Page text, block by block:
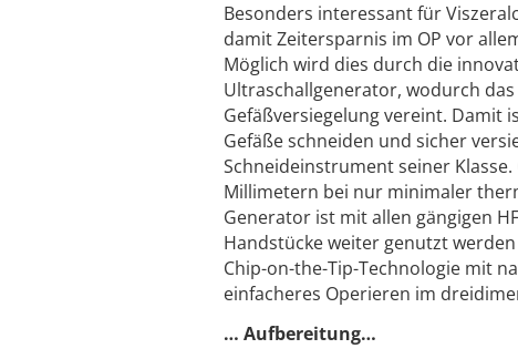
Besonders interessant für
damit Zeitersparnis im OP vor
Möglich wird dies durch die
Ultraschallgenerator, wodurch
Gefäßversiegelung vereint. Damit
Gefäße schneiden und sicher
Schneideinstrument seiner
Millimetern bei nur minimaler
Generator ist mit allen gängigen
Handstücke weiter genutzt
Chip-on-the-Tip-Technologie mit
einfacheres Operieren im
… Aufbereitung…